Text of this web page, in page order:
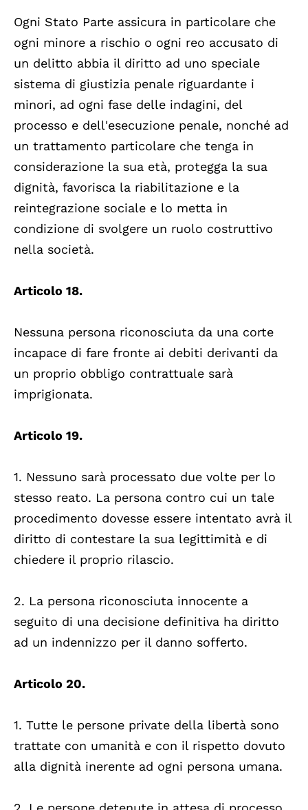
Ogni Stato Parte assicura in particolare che
ogni minore a rischio o ogni reo accusato di
un delitto abbia il diritto ad uno speciale
sistema di giustizia penale riguardante i
minori, ad ogni fase delle indagini, del
processo e dell'esecuzione penale, nonché ad
un trattamento particolare che tenga in
considerazione la sua età, protegga la sua
dignità, favorisca la riabilitazione e la
reintegrazione sociale e lo metta in
condizione di svolgere un ruolo costruttivo
nella società.
Articolo 18.
Nessuna persona riconosciuta da una corte
incapace di fare fronte ai debiti derivanti da
un proprio obbligo contrattuale sarà
imprigionata.
Articolo 19.
1. Nessuno sarà processato due volte per lo
stesso reato. La persona contro cui un tale
procedimento dovesse essere intentato avrà il
diritto di contestare la sua legittimità e di
chiedere il proprio rilascio.
2. La persona riconosciuta innocente a
seguito di una decisione definitiva ha diritto
ad un indennizzo per il danno sofferto.
Articolo 20.
1. Tutte le persone private della libertà sono
trattate con umanità e con il rispetto dovuto
alla dignità inerente ad ogni persona umana.